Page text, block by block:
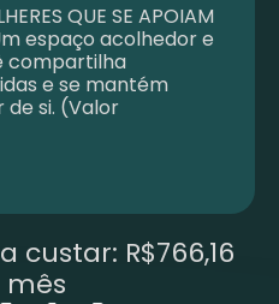
QUE SE APOIAM
espaço acolhedor e
compartilha
e se mantém
si. (Valor
custar: R$766,16
mês